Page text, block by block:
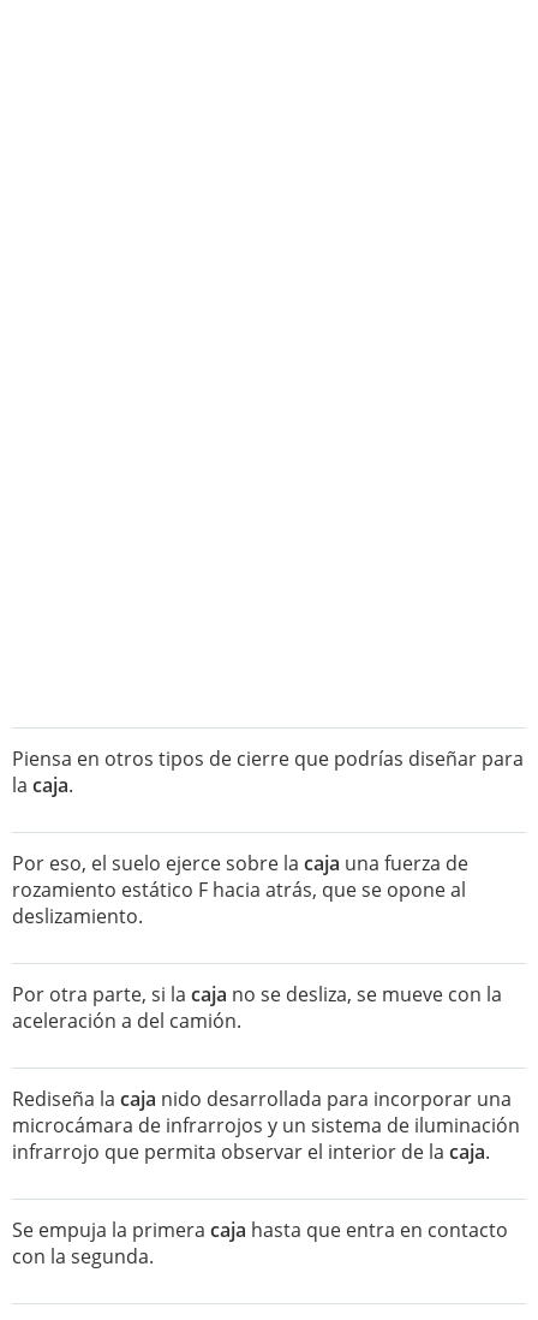
Piensa en otros tipos de cierre que podrías diseñar para
la caja.
Por eso, el suelo ejerce sobre la caja una fuerza de
rozamiento estático F hacia atrás, que se opone al
deslizamiento.
Por otra parte, si la caja no se desliza, se mueve con la
aceleración a del camión.
Rediseña la caja nido desarrollada para incorporar una
microcámara de infrarrojos y un sistema de iluminación
infrarrojo que permita observar el interior de la caja.
Se empuja la primera caja hasta que entra en contacto
con la segunda.